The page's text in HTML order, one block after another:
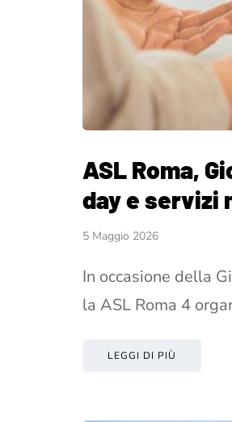
ASL Roma,
day e servizi
5 Maggio 2026
In occasione della
la ASL Roma 4
LEGGI DI PIÙ